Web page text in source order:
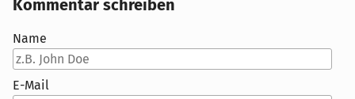
Kommentar schreiben
Name
E-Mail